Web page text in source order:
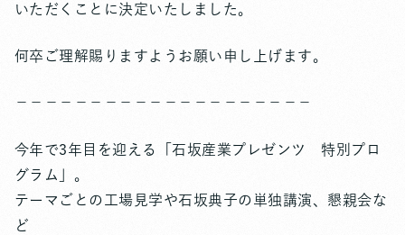
いただくことに決定いたしました。
何卒ご理解賜りますようお願い申し上げます。
－－－－－－－－－－－－－－－－－－－－
今年で3年目を迎える「石坂産業プレゼンツ 特別プロ
グラム」。
テーマごとの工場見学や石坂典子の単独講演、懇親会な
ど